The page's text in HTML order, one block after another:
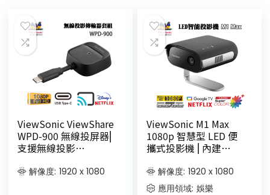
ViewSonic ViewShare
WPD-900 無線投屏器⎜
支援無線投影
DRM 加密串流影音內
解像度: 1920 x 1080
ViewSonic M1 Max
1080p 智慧型 LED 便
攜式投影機 ⎜內建
Netflix⎜內置電池
解像度: 1920 x 1080
應用領域: 娛樂